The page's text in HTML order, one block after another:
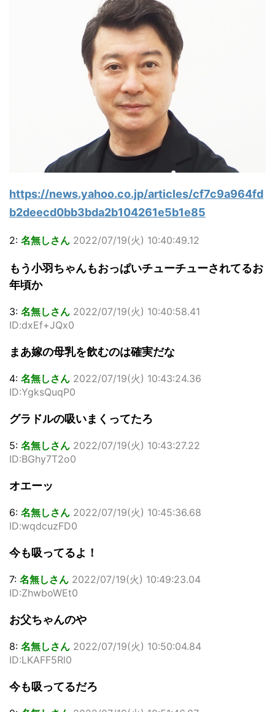
https://news.yahoo.co.jp/articles/cf7c9a964fd
b2deecd0bb3bda2b104261e5b1e85
2: 名無しさん 2022/07/19(火) 10:40:49.12
もう小羽ちゃんもおっぱいチューチューされてるお
年頃か
3: 名無しさん 2022/07/19(火) 10:40:58.41
ID:dxEf+JQx0
まあ嫁の母乳を飲むのは確実だな
4: 名無しさん 2022/07/19(火) 10:43:24.36
ID:YgksQuqP0
グラドルの吸いまくってたろ
5: 名無しさん 2022/07/19(火) 10:43:27.22
ID:BGhy7T2o0
オエーッ
6: 名無しさん 2022/07/19(火) 10:45:36.68
ID:wqdcuzFD0
今も吸ってるよ！
7: 名無しさん 2022/07/19(火) 10:49:23.04
ID:ZhwboWEt0
お父ちゃんのや
8: 名無しさん 2022/07/19(火) 10:50:04.84
ID:LKAFF5Rl0
今も吸ってるだろ